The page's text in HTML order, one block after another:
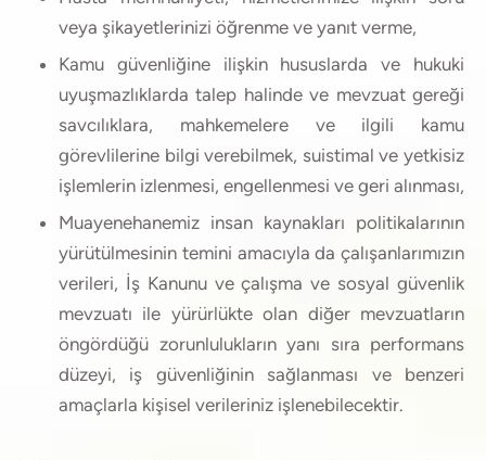
veya şikayetlerinizi öğrenme ve yanıt verme,
Kamu güvenliğine ilişkin hususlarda ve hukuki
uyuşmazlıklarda talep halinde ve mevzuat gereği
savcılıklara, mahkemelere ve ilgili kamu
görevlilerine bilgi verebilmek, suistimal ve yetkisiz
işlemlerin izlenmesi, engellenmesi ve geri alınması,
Muayenehanemiz insan kaynakları politikalarının
yürütülmesinin temini amacıyla da çalışanlarımızın
verileri, İş Kanunu ve çalışma ve sosyal güvenlik
mevzuatı ile yürürlükte olan diğer mevzuatların
öngördüğü zorunlulukların yanı sıra performans
düzeyi, iş güvenliğinin sağlanması ve benzeri
amaçlarla kişisel verileriniz işlenebilecektir.